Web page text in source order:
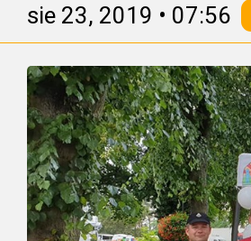
sie 23, 2019 • 07:56